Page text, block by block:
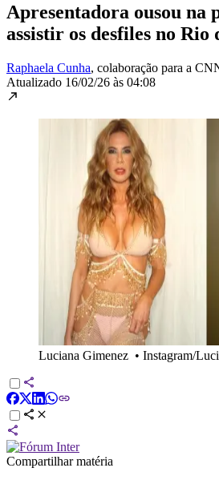
Apresentadora ousou na
assistir os desfiles no Rio
Raphaela Cunha, colaboração para a
Atualizado 16/02/26 às 04:08
Luciana Gimenez • Instagram/
Compartilhar matéria